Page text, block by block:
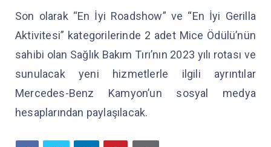
Son olarak “En İyi Roadshow” ve “En İyi Gerilla
Aktivitesi” kategorilerinde 2 adet Mice Ödülü’nün
sahibi olan Sağlık Bakım Tırı’nın 2023 yılı rotası ve
sunulacak yeni hizmetlerle ilgili ayrıntılar
Mercedes-Benz Kamyon’un sosyal medya
hesaplarından paylaşılacak.